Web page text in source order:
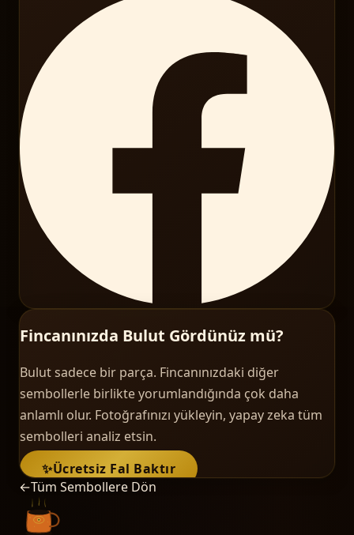
Fincanınızda Bulut Gördünüz mü?
Bulut sadece bir parça. Fincanınızdaki diğer
sembollerle birlikte yorumlandığında çok daha
anlamlı olur. Fotoğrafınızı yükleyin, yapay zeka tüm
sembolleri analiz etsin.
✨Ücretsiz Fal Baktır
←Tüm Sembollere Dön